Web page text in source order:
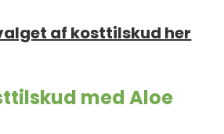
af kosttilskud her
med Aloe